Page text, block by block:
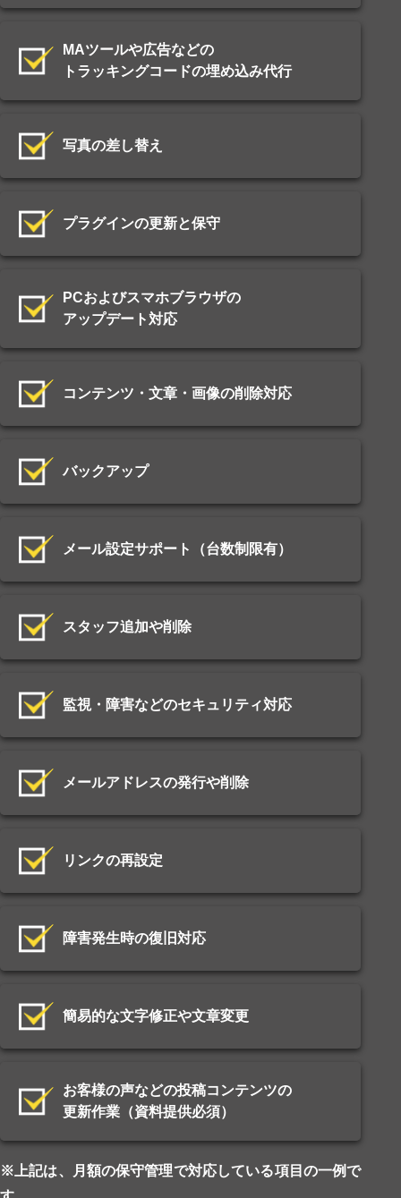
MAツールや広告などの
トラッキングコードの埋め込み代行
写真の差し替え
プラグインの更新と保守
PCおよびスマホブラウザの
アップデート対応
コンテンツ・文章・画像の削除対応
バックアップ
メール設定サポート（台数制限有）
スタッフ追加や削除
監視・障害などのセキュリティ対応
メールアドレスの発行や削除
リンクの再設定
障害発生時の復旧対応
簡易的な文字修正や文章変更
お客様の声などの投稿コンテンツの
更新作業（資料提供必須）
※上記は、月額の保守管理で対応している項目の一例で